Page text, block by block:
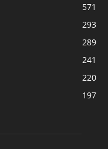
571
293
289
241
220
197